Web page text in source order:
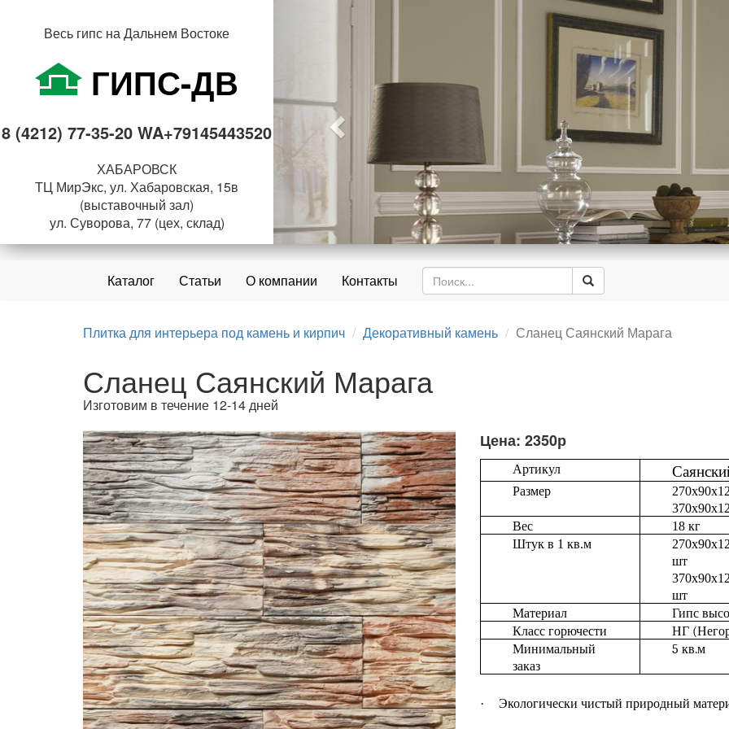
Весь гипс на Дальнем Востоке
ГИПС-ДВ
8 (4212) 77-35-20 WA+79145443520
ХАБАРОВСК
ТЦ МирЭкс, ул. Хабаровская, 15в
(выставочный зал)
ул. Суворова, 77 (цех, склад)
Пред
Каталог Статьи О компании Контакты
Плитка для интерьера под камень и кирпич Декоративный камень Сланец Саянский Марага
Сланец Саянский Марага
Изготовим в течение 12-14 дней
Цена: 2350р
Артикул
Размер 270х90х
370х90х
Вес 18 кг
Штук в 1 кв.м 270х90х
шт
370х90х
шт
Материал
Гипс
Класс горючести
НГ
Минимальный
заказ
5 кв.м
· Экологически чистый природный